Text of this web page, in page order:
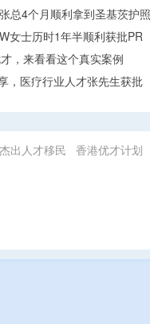
总4个月顺利拿到圣基茨护照
女士历时1年半顺利获批PR
，来看看这个真实案例
，医疗行业人才张先生获批
出人才移民 香港优才计划